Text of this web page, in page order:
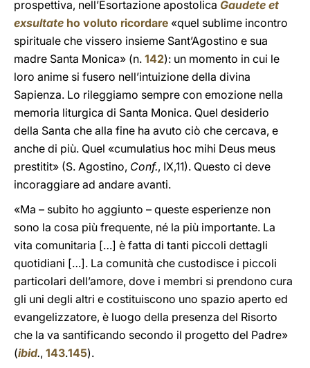
prospettiva, nell’Esortazione apostolica Gaudete et
exsultate ho voluto ricordare «quel sublime incontro
spirituale che vissero insieme Sant’Agostino e sua
madre Santa Monica» (n. 142): un momento in cui le
loro anime si fusero nell’intuizione della divina
Sapienza. Lo rileggiamo sempre con emozione nella
memoria liturgica di Santa Monica. Quel desiderio
della Santa che alla fine ha avuto ciò che cercava, e
anche di più. Quel «cumulatius hoc mihi Deus meus
prestitit» (S. Agostino, Conf., IX,11). Questo ci deve
incoraggiare ad andare avanti.
«Ma – subito ho aggiunto – queste esperienze non
sono la cosa più frequente, né la più importante. La
vita comunitaria […] è fatta di tanti piccoli dettagli
quotidiani […]. La comunità che custodisce i piccoli
particolari dell’amore, dove i membri si prendono cura
gli uni degli altri e costituiscono uno spazio aperto ed
evangelizzatore, è luogo della presenza del Risorto
che la va santificando secondo il progetto del Padre»
(ibid., 143.145).